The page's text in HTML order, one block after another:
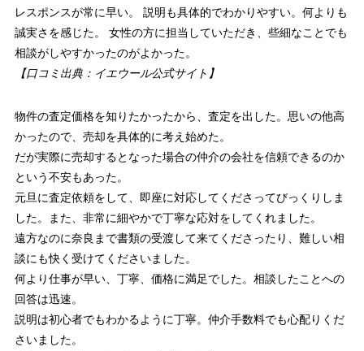
レスポンスが常に早い。 説明も具体的でわかりやすい。何よりも
誠実さを感じた。 女性の方に担当していただき、些細なことでも
相談がしやすかったのがよかった。
【口コミ出典：イエウール公式サイト】
物件の査定価格を知りたかったから、査定を出した。思いの他高
かったので、売却を具体的に考え始めた。
だが実際に売却するとなった場合の仲介の会社を信頼できるのか
という不安もあった。
元旦に査定依頼をして、即座に対応してくださってびっくりしま
した。また、非常に細やかで丁寧な応対をしてくれました。
遠方なのに奈良まで書類の受渡して来てくださったり、難しい相
談にも快く受けてくださいました。
何より仕事が早い、丁寧、価格に満足でした。相談したことへの
回答は迅速。
説明は初心者でもわかるように丁寧。仲介手数料でも心配りくだ
さいました。